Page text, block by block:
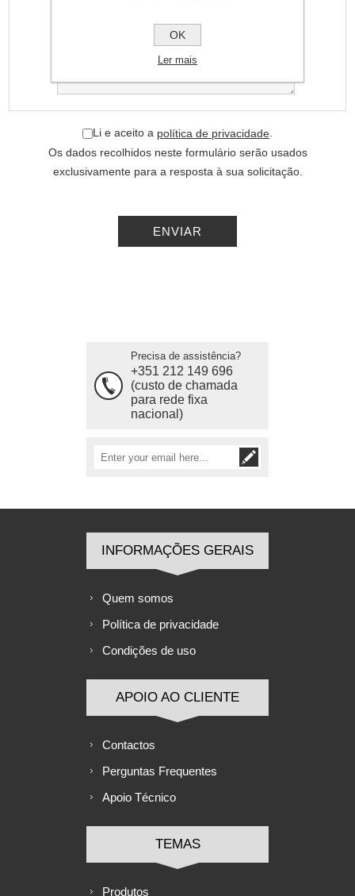
Li e aceito a política de privacidade
Os dados recolhidos neste formulário serão usados
exclusivamente para a resposta à sua solicitação.
Precisa de assistência?
+351 212 149 696
(custo de chamada
para rede fixa
nacional)
INFORMAÇÕES GERAIS
Quem somos
Política de privacidade
Condições de uso
APOIO AO CLIENTE
Contactos
Perguntas Frequentes
Apoio Técnico
TEMAS
Produtos
OK
Ler mais